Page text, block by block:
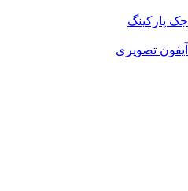
جک پارکینگ
آیفون تصویری